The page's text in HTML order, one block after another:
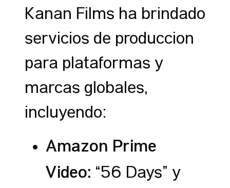
Kanan Films ha brindado
servicios de producción
para plataformas y
marcas globales,
incluyendo:
Amazon Prime
Video: “56 Days” y